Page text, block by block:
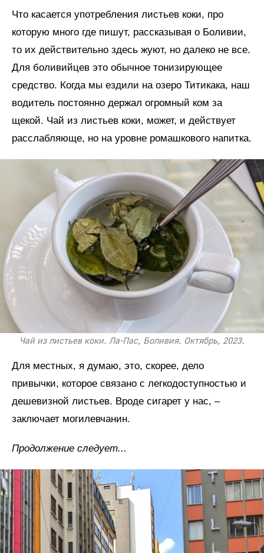
Что касается употребления листьев коки, про
которую много где пишут, рассказывая о Боливии,
то их действительно здесь жуют, но далеко не все.
Для боливийцев это обычное тонизирующее
средство. Когда мы ездили на озеро Титикака, наш
водитель постоянно держал огромный ком за
щекой. Чай из листьев коки, может, и действует
расслабляюще, но на уровне ромашкового напитка.
Чай из листьев коки. Ла-Пас, Боливия. Октябрь, 2023.
Для местных, я думаю, это, скорее, дело
привычки, которое связано с легкодоступностью и
дешевизной листьев. Вроде сигарет у нас, –
заключает могилевчанин.
Продолжение следует...